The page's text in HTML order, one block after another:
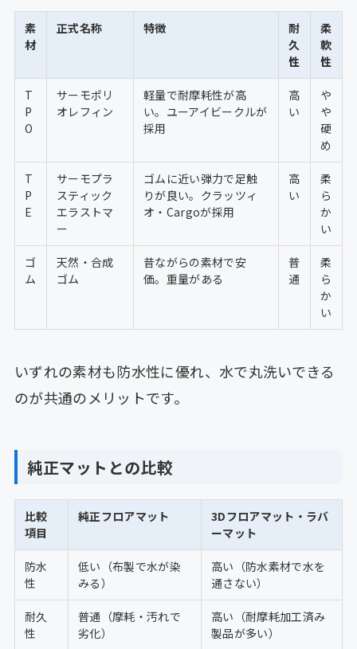
素
材
正式名称 特徴
耐
久
性
柔
軟
性
T
P
O
サーモポリ
オレフィン
軽量で耐摩耗性が高
い。ユーアイビークルが
採用
高
い
や
や
硬
め
T
P
E
サーモプラ
スティック
エラストマ
ー
ゴムに近い弾力で足触
りが良い。クラッツィ
オ・Cargoが採用
高
い
柔
ら
か
い
ゴ
ム
天然・合成
ゴム
昔ながらの素材で安
価。重量がある
普
通
柔
ら
か
い
いずれの素材も防水性に優れ、水で丸洗いできる
のが共通のメリットです。
純正マットとの比較
比較
項目
純正フロアマット
3Dフロアマット・ラバ
ーマット
防水
性
低い（布製で水が染
みる）
高い（防水素材で水を
通さない）
耐久
性
普通（摩耗・汚れで
劣化）
高い（耐摩耗加工済み
製品が多い）